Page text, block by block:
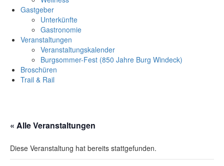
Gastgeber
Unterkünfte
Gastronomie
Veranstaltungen
Veranstaltungskalender
Burgsommer-Fest (850 Jahre Burg Windeck)
Broschüren
Trail & Rail
« Alle Veranstaltungen
Diese Veranstaltung hat bereits stattgefunden.